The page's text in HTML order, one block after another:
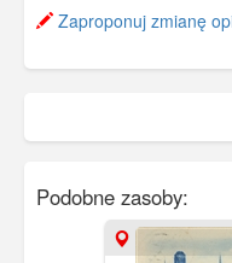
Zaproponuj zmianę
Podobne zasoby: